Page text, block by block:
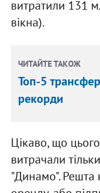
витратили 131
вікна).
ЧИТАЙТЕ ТАКОЖ
Топ-5
рекорди
Цікаво, що
витрачали
"Динамо". Решта